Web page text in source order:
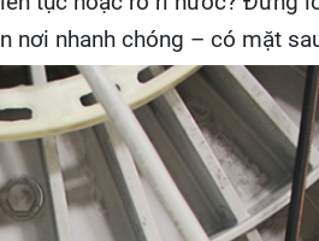
nơi nhanh chóng – có mặt